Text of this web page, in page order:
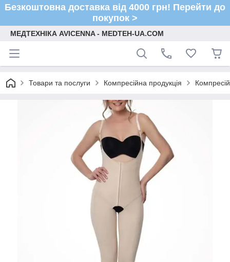
Безкоштовна доставка від 4000 грн! Перейти до
покупок >
МЕДТЕХНІКА AVICENNA - MEDTEH-UA.COM
Товари та послуги Компресійна продукція